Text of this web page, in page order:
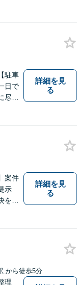
駐車
日で
力
ませ
詳細を見
る
案件
示
目
事
相談
詳細を見
る
から徒歩5分
理